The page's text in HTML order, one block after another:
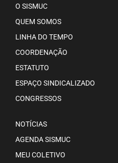
O SISMUC
QUEM SOMOS
LINHA DO TEMPO
COORDENAÇÃO
ESTATUTO
ESPAÇO SINDICALIZADO
CONGRESSOS
NOTÍCIAS
AGENDA SISMUC
MEU COLETIVO